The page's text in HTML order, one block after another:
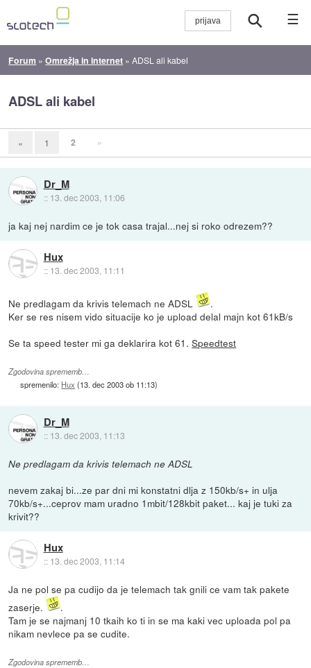
☰
Forum »Omrežja in internet »ADSL ali kabel
ADSL ali kabel
« 1 2 »
Dr_M
:: 13. dec 2003, 11:06
ja kaj nej nardim ce je tok casa trajal...nej si roko odrezem??
Hux
:: 13. dec 2003, 11:11
Ne predlagam da krivis telemach ne ADSL
.
Ker se res nisem vido situacije ko je upload delal majn kot 61kB/s
Se ta speed tester mi ga deklarira kot 61.Speedtest
Zgodovina sprememb…
spremenilo: Hux (13. dec 2003 ob 11:13)
Dr_M
:: 13. dec 2003, 11:13
Ne predlagam da krivis telemach ne ADSL
nevem zakaj bi...ze par dni mi konstatni dlja z 150kb/s+ in ulja
70kb/s+...ceprov mam uradno 1mbit/128kbit paket... kaj je tuki za
krivit??
Hux
:: 13. dec 2003, 11:14
Ja ne pol se pa cudijo da je telemach tak gnili ce vam tak pakete
zaserje.
.
Tam je se najmanj 10 tkaih ko ti in se ma kaki vec uploada pol pa
nikam nevlece pa se cudite.
Zgodovina sprememb…